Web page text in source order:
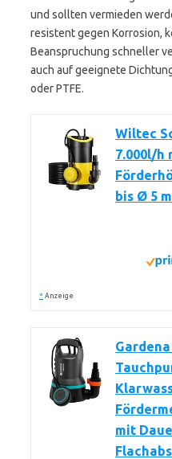
und sollten vermieden
resistent gegen Korrosion,
Beanspruchung schneller
auch auf geeignete
oder PTFE.
Wiltec
7.000l/h
bis Ø 5
* Anzeige
mit